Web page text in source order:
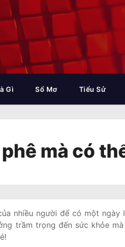
Gì Sổ Mơ Tiểu Sử
mà có
nhiều người để có một ngày
trầm trọng đến sức khỏe